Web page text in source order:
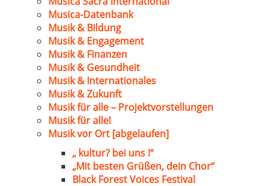
Musica-Datenbank
Musik & Bildung
Musik & Engagement
Musik & Finanzen
Musik & Gesundheit
Musik & Internationales
Musik & Zukunft
Musik für alle – Projektvorstellungen
Musik für alle!
Musik vor Ort [abgelaufen]
„ kultur? bei uns !“
„Mit besten Grüßen, dein Chor“
Black Forest Voices Festival